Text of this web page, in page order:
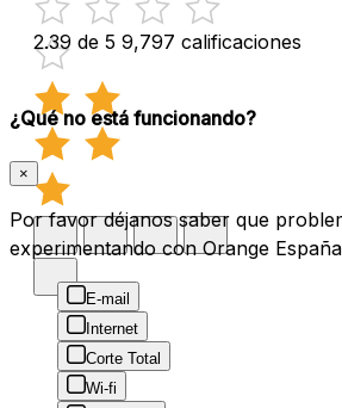
2.39 de 5 9,797 calificaciones
¿Qué no está funcionando?
×
Por favor déjanos saber que
experimentando con Orange
E-mail
Internet
Corte Total
Wi-fi